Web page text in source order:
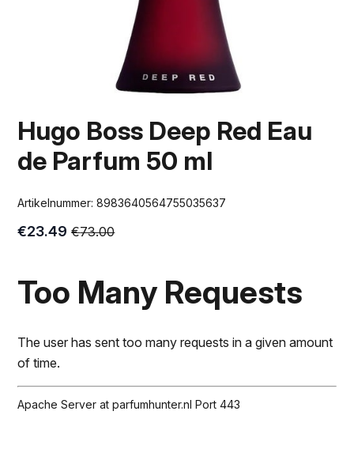
Hugo Boss Deep Red Eau
de Parfum 50 ml
Artikelnummer:8983640564755035637
€73.00
Oorspronkelijke
€73.00.
€23.49
Huidige
€23.49.
Too Many Requests
The user has sent too many requests in a given amount
of time.
Apache Server at parfumhunter.nl Port 443